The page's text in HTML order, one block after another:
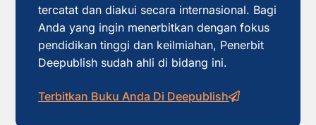
tercatat dan diakui secara internasional. Bagi
Anda yang ingin menerbitkan dengan fokus
pendidikan tinggi dan keilmiahan, Penerbit
Deepublish sudah ahli di bidang ini.
Terbitkan Buku Anda Di Deepublish